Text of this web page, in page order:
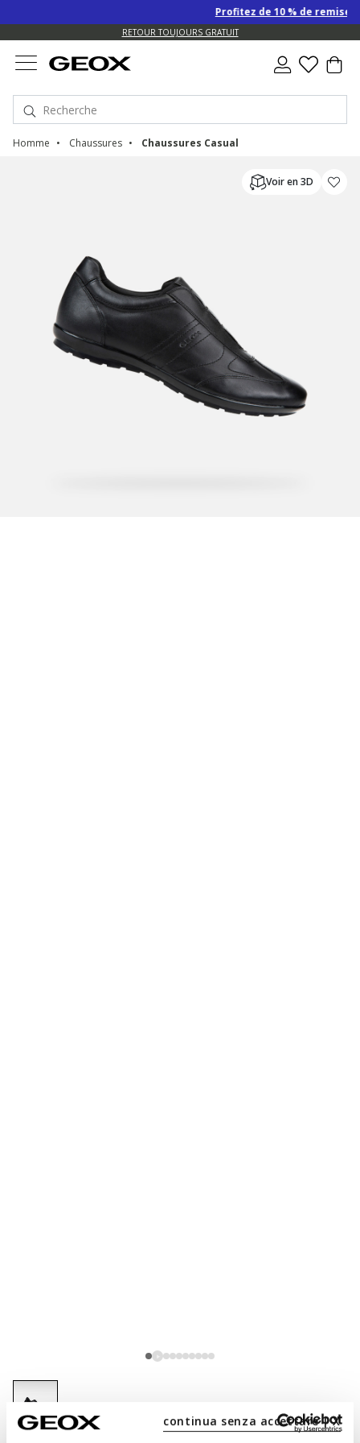
continua senza accettare | X
Profitez de 10 % de remise
RETOUR TOUJOURS GRATUIT
Homme Chaussures Chaussures Casual
Voir en 3D
selected